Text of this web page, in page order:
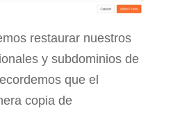
restaurar nuestros
y subdominios de
que el
copia de